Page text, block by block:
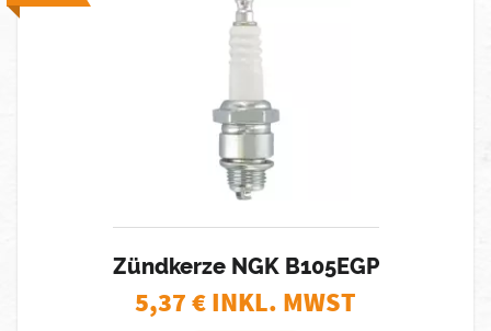
Zündkerze NGK B105EGP
5,37€ INKL. MWST